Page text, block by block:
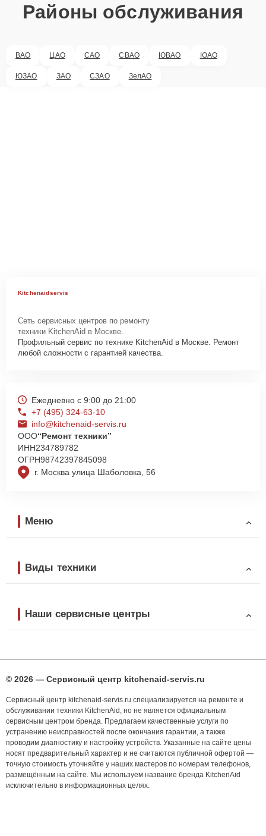
Районы обслуживания
ВАО ЦАО САО СВАО ЮВАО ЮАО
ЮЗАО ЗАО СЗАО ЗелАО
Kitchenaidservis
Сеть сервисных центров по ремонту
техники KitchenAid в Москве.
Профильный сервис по технике KitchenAid в Москве. Ремонт
любой сложности с гарантией качества.
г. Москва улица Шаболовка, 56
Ежедневно с 9:00 до 21:00
+7 (495) 324-63-10
info@kitchenaid-servis.ru
ООО“Ремонт техники”
ИНН234789782
ОГРН98742397845098
Меню
Виды техники
Наши сервисные центры
© 2026 — Сервисный центр kitchenaid-servis.ru
Сервисный центр kitchenaid-servis.ru специализируется на ремонте и
обслуживании техники KitchenAid, но не является официальным
сервисным центром бренда. Предлагаем качественные услуги по
устранению неисправностей после окончания гарантии, а также
проводим диагностику и настройку устройств. Указанные на сайте цены
носят предварительный характер и не считаются публичной офертой —
точную стоимость уточняйте у наших мастеров по номерам телефонов,
размещённым на сайте. Мы используем название бренда KitchenAid
исключительно в информационных целях.